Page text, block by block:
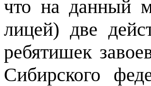
что на данный
лицей) две
ребятишек
Сибирского